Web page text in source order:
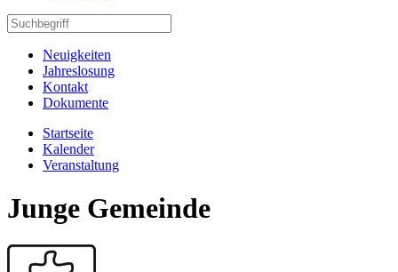
Neuigkeiten
Jahreslosung
Kontakt
Dokumente
Startseite
Kalender
Veranstaltung
Junge Gemeinde